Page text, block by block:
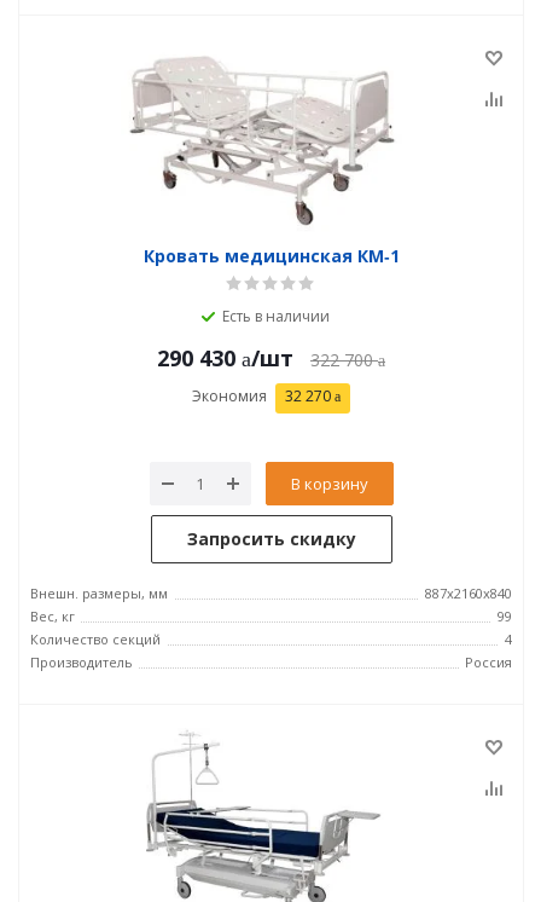
Кровать медицинская КМ‑1
Есть в наличии
290 430 /шт 322 700
Экономия 32 270
В корзину
Запросить скидку
Внешн. размеры, мм
887x2160x840
Вес, кг
99
Количество секций
4
Производитель
Россия